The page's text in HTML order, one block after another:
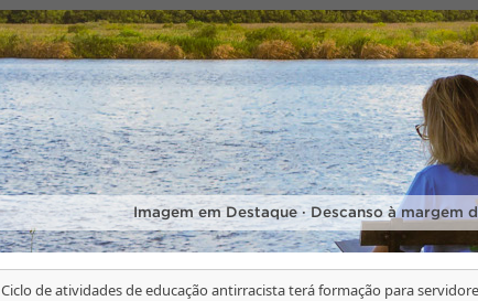
Imagem em Destaque · Descanso à margem
Ciclo de atividades de educação antirracista terá formação para